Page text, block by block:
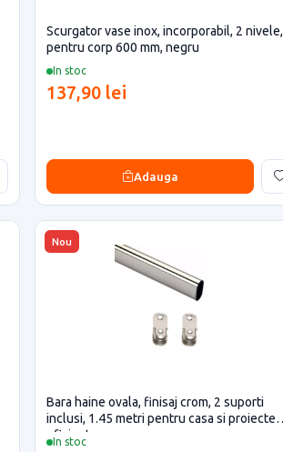
In stoc
Scurgator vase inox, incorporabil, 2 nivele,
pentru corp 600 mm, negru
137,90 lei
Adauga
Nou
In stoc
Bara haine ovala, finisaj crom, 2 suporti
inclusi, 1.45 metri pentru casa si proiecte
eficiente